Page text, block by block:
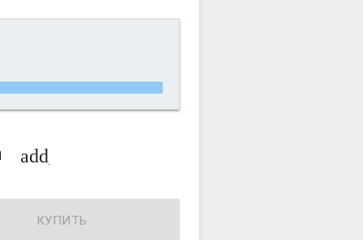
add_circle_outline
КУПИТЬ